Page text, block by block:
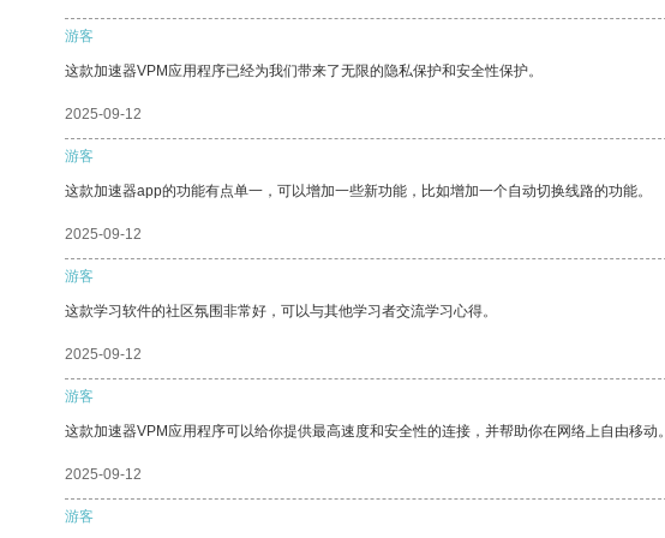
游客
这款加速器VPM应用程序已经为我们带来了无限的隐私保护和安全性保护。
2025-09-12
游客
这款加速器app的功能有点单一，可以增加一些新功能，比如增加一个自动切换线路的功能。
2025-09-12
游客
这款学习软件的社区氛围非常好，可以与其他学习者交流学习心得。
2025-09-12
游客
这款加速器VPM应用程序可以给你提供最高速度和安全性的连接，并帮助你在网络上自由移动。
2025-09-12
游客